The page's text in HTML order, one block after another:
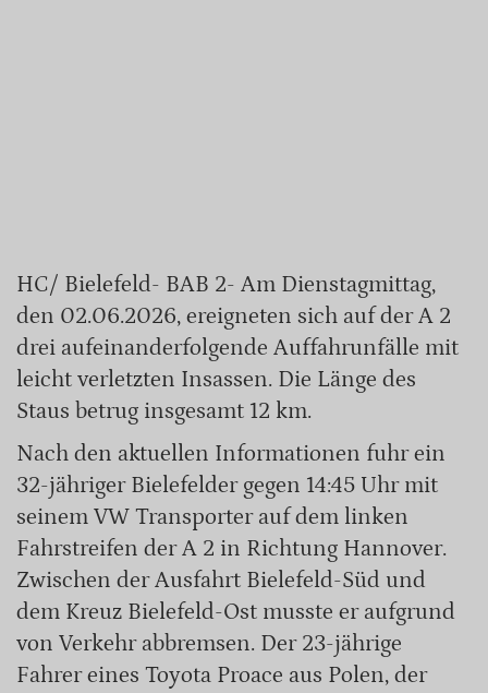
HC/ Bielefeld- BAB 2- Am Dienstagmittag,
den 02.06.2026, ereigneten sich auf der A 2
drei aufeinanderfolgende Auffahrunfälle mit
leicht verletzten Insassen. Die Länge des
Staus betrug insgesamt 12 km.
Nach den aktuellen Informationen fuhr ein
32-jähriger Bielefelder gegen 14:45 Uhr mit
seinem VW Transporter auf dem linken
Fahrstreifen der A 2 in Richtung Hannover.
Zwischen der Ausfahrt Bielefeld-Süd und
dem Kreuz Bielefeld-Ost musste er aufgrund
von Verkehr abbremsen. Der 23-jährige
Fahrer eines Toyota Proace aus Polen, der